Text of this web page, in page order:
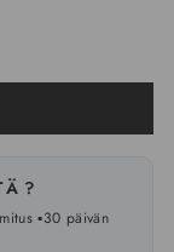
▪️30 päivän